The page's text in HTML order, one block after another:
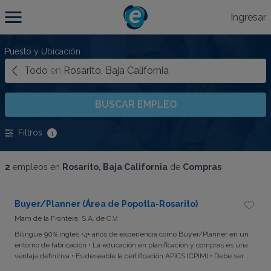
Ingresar
Puesto y Ubicación
Todo en Rosarito, Baja California
BUSCAR EMPLEO
Filtros 1
2 empleos en Rosarito, Baja California de Compras
Buyer/Planner (Área de Popotla-Rosarito)
Mam de la Frontera, S.A. de C.V.
Bilingüe 90% ingles •4+ años de experiencia como Buyer/Planner en un
entorno de fabricación • La educación en planificación y compras es una
ventaja definitiva • Es deseable la certificación APICS (CPIM) • Debe ser